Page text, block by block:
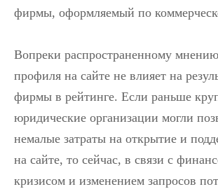
фирмы, оформляемый по
Вопреки распространенному
профиля на сайте не влияет на
фирмы в рейтинге. Если раньше
юридические организации могли
немалые затраты на открытие и
на сайте, то сейчас, в связи с
кризисом и изменением запросов